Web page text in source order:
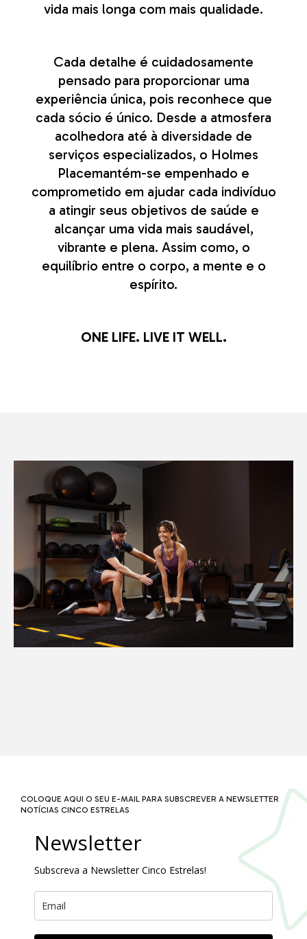
vida mais longa com mais qualidade.
Cada detalhe é cuidadosamente
pensado para proporcionar uma
experiência única, pois reconhece que
cada sócio é único. Desde a atmosfera
acolhedora até à diversidade de
serviços especializados, o Holmes
Placemantém-se empenhado e
comprometido em ajudar cada indivíduo
a atingir seus objetivos de saúde e
alcançar uma vida mais saudável,
vibrante e plena. Assim como, o
equilíbrio entre o corpo, a mente e o
espírito.
ONE LIFE. LIVE IT WELL.
COLOQUE AQUI O SEU E-MAIL PARA SUBSCREVER A NEWSLETTER
NOTÍCIAS CINCO ESTRELAS
Newsletter
Subscreva a Newsletter Cinco Estrelas!